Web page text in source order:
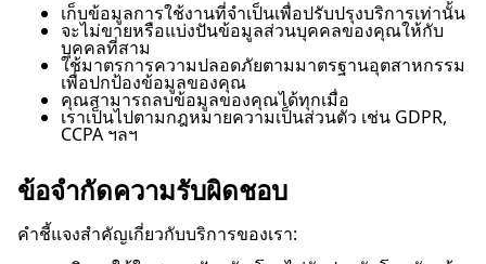
เก็บข้อมูลการใช้งานที่จำเป็นเพื่อปรับปรุงบริการเท่านั้น
จะไม่ขายหรือแบ่งปันข้อมูลส่วนบุคคลของคุณให้กับ
บุคคลที่สาม
ใช้มาตรการความปลอดภัยตามมาตรฐานอุตสาหกรรม
เพื่อปกป้องข้อมูลของคุณ
คุณสามารถลบข้อมูลของคุณได้ทุกเมื่อ
เราเป็นไปตามกฎหมายความเป็นส่วนตัว เช่น GDPR,
CCPA ฯลฯ
ข้อจำกัดความรับผิดชอบ
คำชี้แจงสำคัญเกี่ยวกับบริการของเรา: